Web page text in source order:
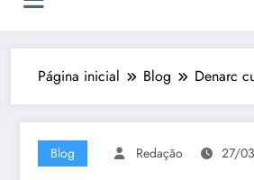
Página inicial Blog Denarc
Blog Redação 27/